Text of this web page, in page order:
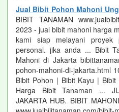
Jual Bibit Pohon Mahoni
BIBIT TANAMAN
2023 - jual bibit mahoni harga
kami siap melayani proyek
personal. jika anda ... Bibit
Mahoni di Jakarta
pohon-mahoni-di-jakarta.html
Bibit Pohon | Bibit Kayu |
Harga Bibit Tanaman ...
JAKARTA HUB. BIBIT